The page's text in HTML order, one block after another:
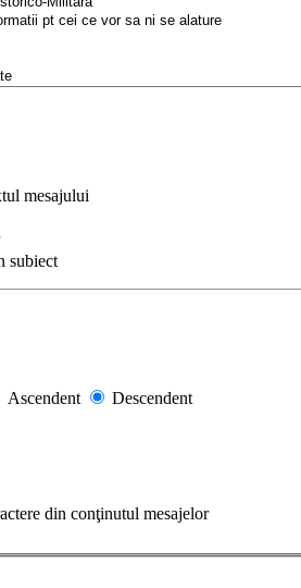
mesajului
subiect
Ascendent
Descendent
din conţinutul mesajelor